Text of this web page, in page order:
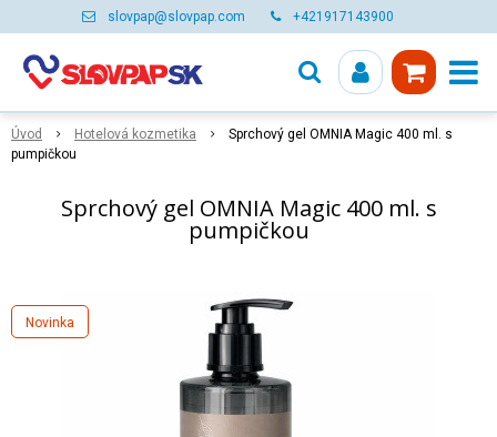
slovpap@slovpap.com +421917143900
Úvod Hotelová kozmetika
Sprchový gel OMNIA Magic 400 ml. s
pumpičkou
Sprchový gel OMNIA Magic 400 ml. s
pumpičkou
Novinka